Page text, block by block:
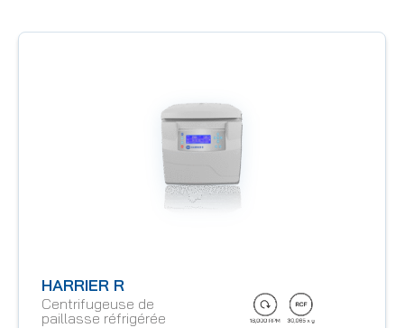
HARRIER R
Centrifugeuse de
paillasse réfrigérée